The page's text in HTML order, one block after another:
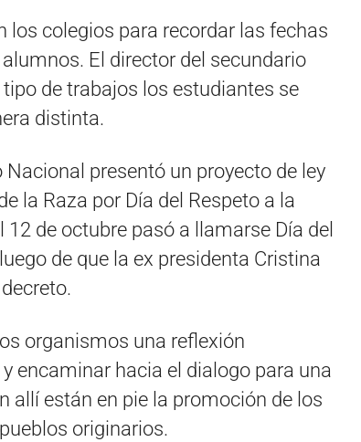
los colegios para recordar las fechas
El director del secundario
de trabajos los estudiantes se
distinta.
presentó un proyecto de ley
la Raza por Día del Respeto a la
de octubre pasó a llamarse Día del
de que la ex presidenta Cristina
organismos una reflexión
encaminar hacia el dialogo para una
allí están en pie la promoción de los
originarios.